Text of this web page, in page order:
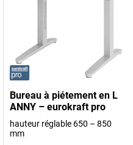
Bureau à piétement en L
ANNY – eurokraft pro
hauteur réglable 650 – 850
mm